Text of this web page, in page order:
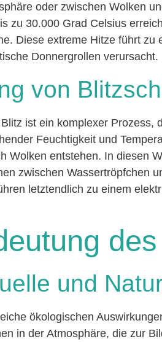
oder zwischen Wolken
zu 30.000 Grad Celsius
Diese extreme Hitze führt zu
Donnergrollen verursacht.
von
ist ein komplexer Prozess,
Feuchtigkeit und
Wolken entstehen. In diesen
zwischen Wassertröpfchen
letztendlich zu einem
und
ökologischen
in der Atmosphäre, die zur